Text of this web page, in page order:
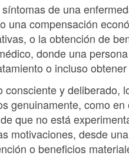
de una
una compensación
o la obtención de
donde una
o incluso
y deliberado,
genuinamente, como
que no está
motivaciones, desde
o beneficios